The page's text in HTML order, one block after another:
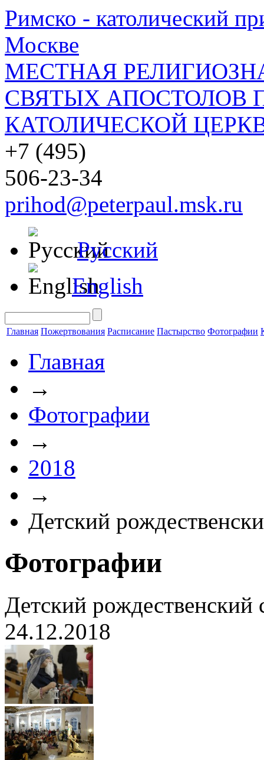
Римско - католический
Москве
МЕСТНАЯ
СВЯТЫХ АПОСТОЛОВ
КАТОЛИЧЕСКОЙ
+7 (495)
506-23-34
prihod@peterpaul.msk.ru
Русский
English
Главная Пожертвования Расписание Пастырство Фотографии
Главная
→
Фотографии
→
2018
→
Детский
Фотографии
Детский рождественский
24.12.2018